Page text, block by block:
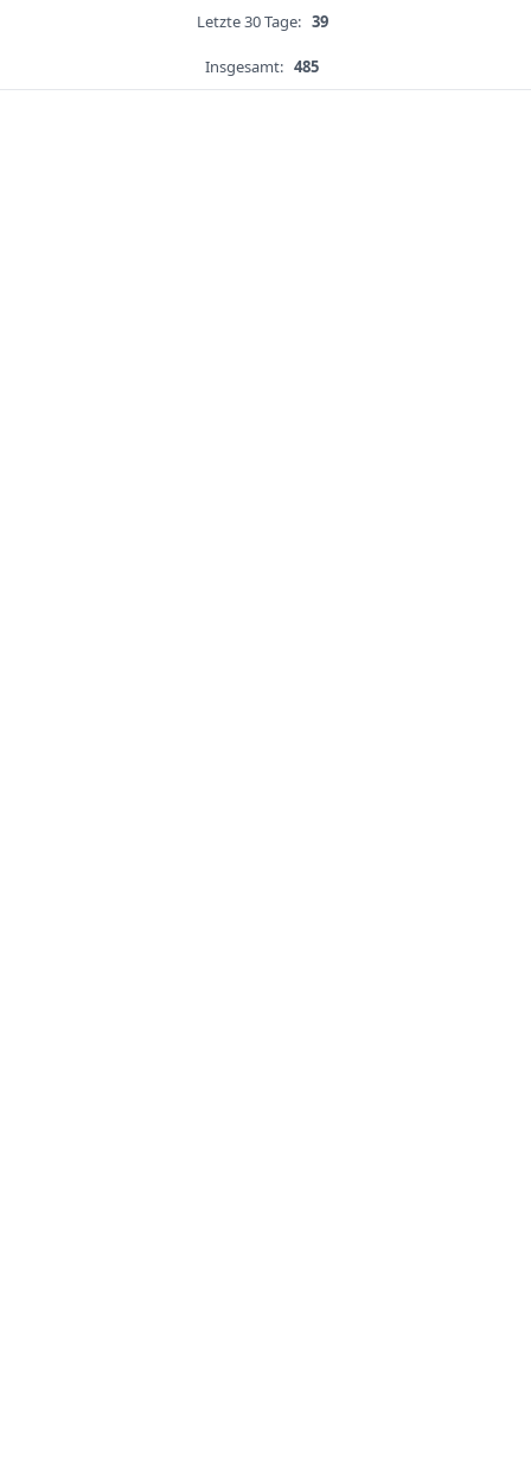
Letzte 30 Tage: 39
Insgesamt: 485